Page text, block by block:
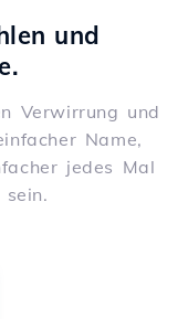
und
Verwirrung und
Name,
jedes Mal